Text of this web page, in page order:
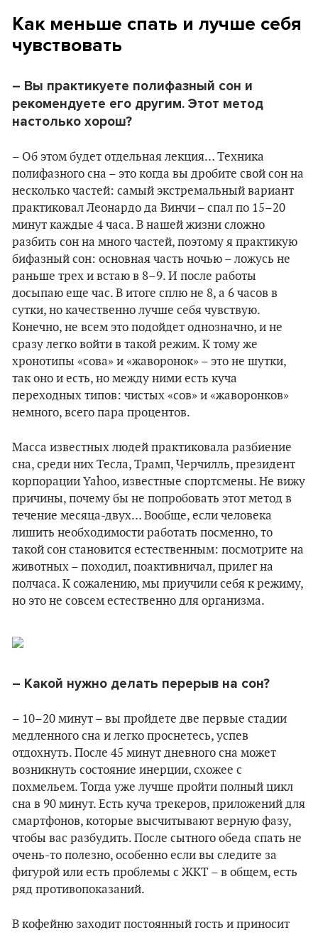
Как меньше спать и лучше себя
чувствовать
– Вы практикуете полифазный сон и
рекомендуете его другим. Этот метод
настолько хорош?
– Об этом будет отдельная лекция… Техника
полифазного сна – это когда вы дробите свой сон на
несколько частей: самый экстремальный вариант
практиковал Леонардо да Винчи – спал по 15–20
минут каждые 4 часа. В нашей жизни сложно
разбить сон на много частей, поэтому я практикую
бифазный сон: основная часть ночью – ложусь не
раньше трех и встаю в 8–9. И после работы
досыпаю еще час. В итоге сплю не 8, а 6 часов в
сутки, но качественно лучше себя чувствую.
Конечно, не всем это подойдет однозначно, и не
сразу легко войти в такой режим. К тому же
хронотипы «сова» и «жаворонок» – это не шутки,
так оно и есть, но между ними есть куча
переходных типов: чистых «сов» и «жаворонков»
немного, всего пара процентов.
Масса известных людей практиковала разбиение
сна, среди них Тесла, Трамп, Черчилль, президент
корпорации Yahoo, известные спортсмены. Не вижу
причины, почему бы не попробовать этот метод в
течение месяца-двух… Вообще, если человека
лишить необходимости работать посменно, то
такой сон становится естественным: посмотрите на
животных – походил, поактивничал, прилег на
полчаса. К сожалению, мы приучили себя к режиму,
но это не совсем естественно для организма.
– Какой нужно делать перерыв на сон?
– 10–20 минут – вы пройдете две первые стадии
медленного сна и легко проснетесь, успев
отдохнуть. После 45 минут дневного сна может
возникнуть состояние инерции, схожее с
похмельем. Тогда уже лучше пройти полный цикл
сна в 90 минут. Есть куча трекеров, приложений для
смартфонов, которые высчитывают верную фазу,
чтобы вас разбудить. После сытного обеда спать не
очень-то полезно, особенно если вы следите за
фигурой или есть проблемы с ЖКТ – в общем, есть
ряд противопоказаний.
В кофейню заходит постоянный гость и приносит